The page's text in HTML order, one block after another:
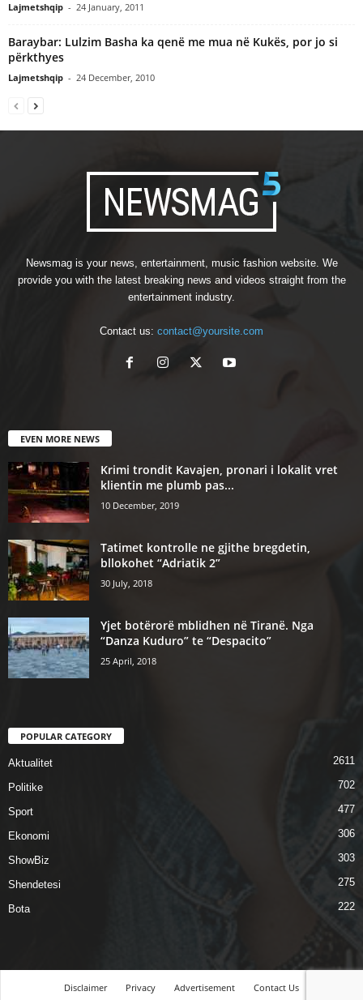
Lajmetshqip - 24 January, 2011
Baraybar: Lulzim Basha ka qenë me mua në Kukës, por jo si
përkthyes
Lajmetshqip - 24 December, 2010
Newsmag is your news, entertainment, music fashion website. We
provide you with the latest breaking news and videos straight from the
entertainment industry.
Contact us: contact@yoursite.com
EVEN MORE NEWS
Krimi trondit Kavajen, pronari i lokalit vret
klientin me plumb pas...
10 December, 2019
Tatimet kontrolle ne gjithe bregdetin,
bllokohet “Adriatik 2”
30 July, 2018
Yjet botërorë mblidhen në Tiranë. Nga
“Danza Kuduro” te “Despacito”
25 April, 2018
POPULAR CATEGORY
Aktualitet 2611
Politike 702
Sport 477
Ekonomi 306
ShowBiz 303
Shendetesi 275
Bota 222
Disclaimer Privacy Advertisement Contact Us